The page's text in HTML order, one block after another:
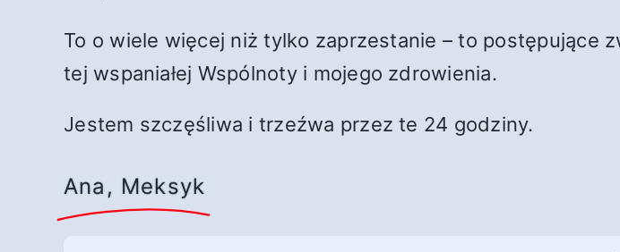
To o wiele więcej niż tylko zaprzestanie – to postępujące
tej wspaniałej Wspólnoty i mojego zdrowienia.
Jestem szczęśliwa i trzeźwa przez te 24 godziny.
Ana, Meksyk